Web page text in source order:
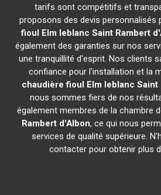
tarifs sont compétitifs et
proposons des devis personnalisés
fioul Elm leblanc Saint Rambert
également des garanties sur nos
une tranquillité d'esprit. Nos clients
confiance pour l'installation et la
chaudière fioul Elm leblanc Saint
nous sommes fiers de nos
également membres de la chambre
Rambert d'Albon, ce qui nous
services de qualité supérieure.
contacter pour obtenir plus